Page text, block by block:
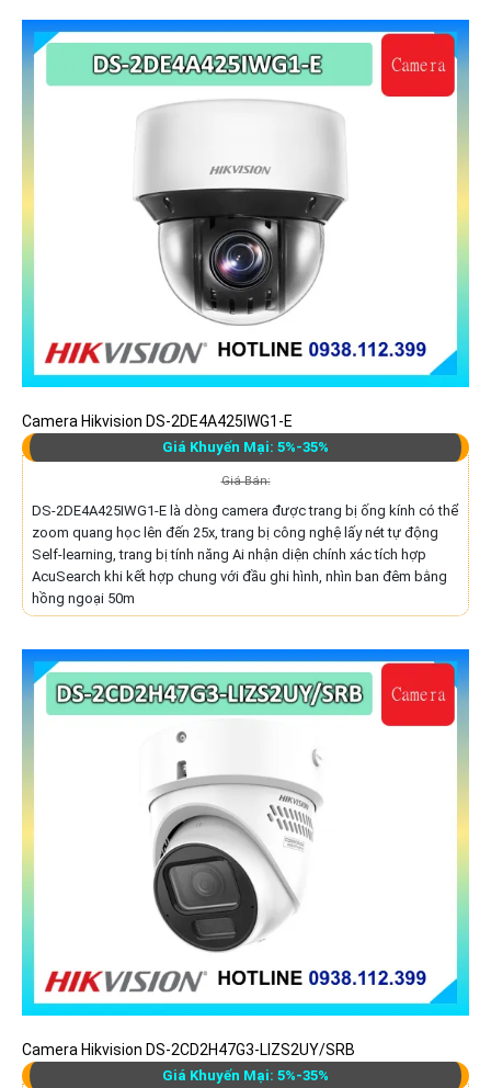
Camera Hikvision DS-2DE4A425IWG1-E
Giá Khuyến Mại: 5%-35%
Giá Bán:
DS-2DE4A425IWG1-E là dòng camera được trang bị ống kính có thể
zoom quang học lên đến 25x, trang bị công nghệ lấy nét tự động
Self-learning, trang bị tính năng Ai nhận diện chính xác tích hợp
AcuSearch khi kết hợp chung với đầu ghi hình, nhìn ban đêm bằng
hồng ngoại 50m
Camera Hikvision DS-2CD2H47G3-LIZS2UY/SRB
Giá Khuyến Mại: 5%-35%